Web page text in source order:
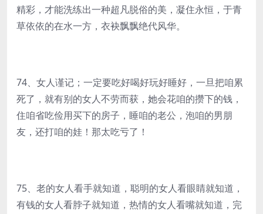
精彩，才能洗练出一种超凡脱俗的美，凝住永恒，于青
草依依的在水一方，衣袂飘飘绝代风华。
74、女人谨记；一定要吃好喝好玩好睡好，一旦把咱累
死了，就有别的女人不劳而获，她会花咱的攒下的钱，
住咱省吃俭用买下的房子，睡咱的老公，泡咱的男朋
友，还打咱的娃！那太吃亏了！
75、老的女人看手就知道，聪明的女人看眼睛就知道，
有钱的女人看脖子就知道，热情的女人看嘴就知道，完